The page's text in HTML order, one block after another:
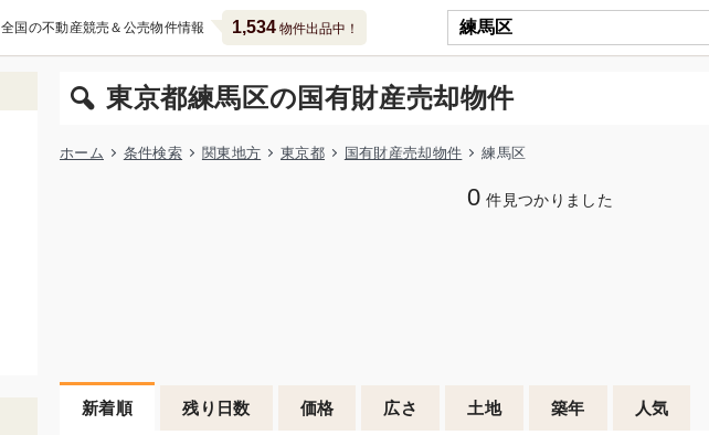
全国の不動産競売＆公売物件情報 1,534物件出品中！
東京都練馬区の国有財産売却物件
ホーム 条件検索 関東地方 東京都 国有財産売却物件 練馬区
0 件見つかりました
新着順 残り日数 価格 広さ 土地 築年 人気